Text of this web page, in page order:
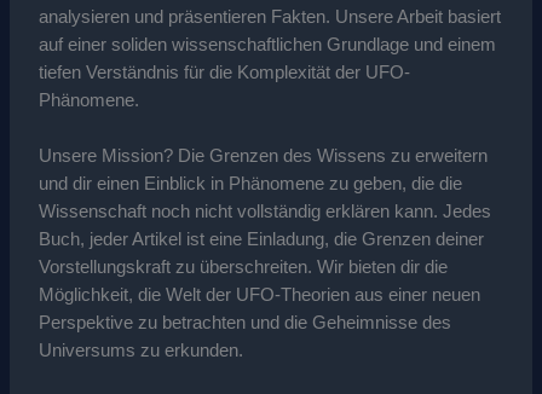
analysieren und präsentieren Fakten. Unsere Arbeit basiert
auf einer soliden wissenschaftlichen Grundlage und einem
tiefen Verständnis für die Komplexität der UFO-
Phänomene.
Unsere Mission? Die Grenzen des Wissens zu erweitern
und dir einen Einblick in Phänomene zu geben, die die
Wissenschaft noch nicht vollständig erklären kann. Jedes
Buch, jeder Artikel ist eine Einladung, die Grenzen deiner
Vorstellungskraft zu überschreiten. Wir bieten dir die
Möglichkeit, die Welt der UFO-Theorien aus einer neuen
Perspektive zu betrachten und die Geheimnisse des
Universums zu erkunden.